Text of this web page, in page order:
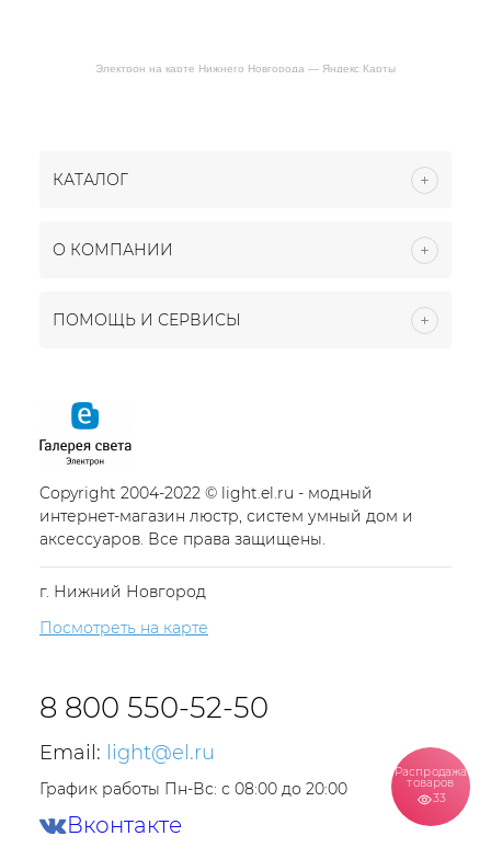
Электрон на карте Нижнего Новгорода — Яндекс Карты
КАТАЛОГ
О КОМПАНИИ
ПОМОЩЬ И СЕРВИСЫ
Copyright 2004-2022 © light.el.ru - модный
интернет-магазин люстр, систем умный дом и
аксессуаров. Все права защищены.
г. Нижний Новгород
Посмотреть на карте
8 800 550-52-50
Email: light@el.ru
График работы Пн-Вс: с 08:00 до 20:00
Вконтакте
Распродажа
товаров
33